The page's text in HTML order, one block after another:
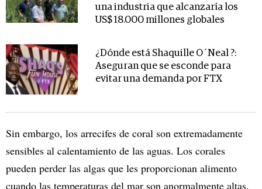
una industria que alcanzaría los
US$ 18.000 millones globales
¿Dónde está Shaquille O´Neal ?:
Aseguran que se esconde para
evitar una demanda por FTX
Sin embargo, los arrecifes de coral son extremadamente
sensibles al calentamiento de las aguas. Los corales
pueden perder las algas que les proporcionan alimento
cuando las temperaturas del mar son anormalmente altas,